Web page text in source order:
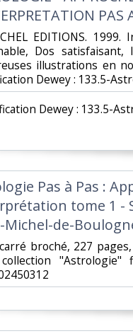
PAS
EDITIONS. 1999.
Dos
illustrations en
Dewey : 133.5-
Dewey : 133.5-
Pas à Pas :
tome 1 -
Michel-de-
carré broché, 227
"Astrologie"